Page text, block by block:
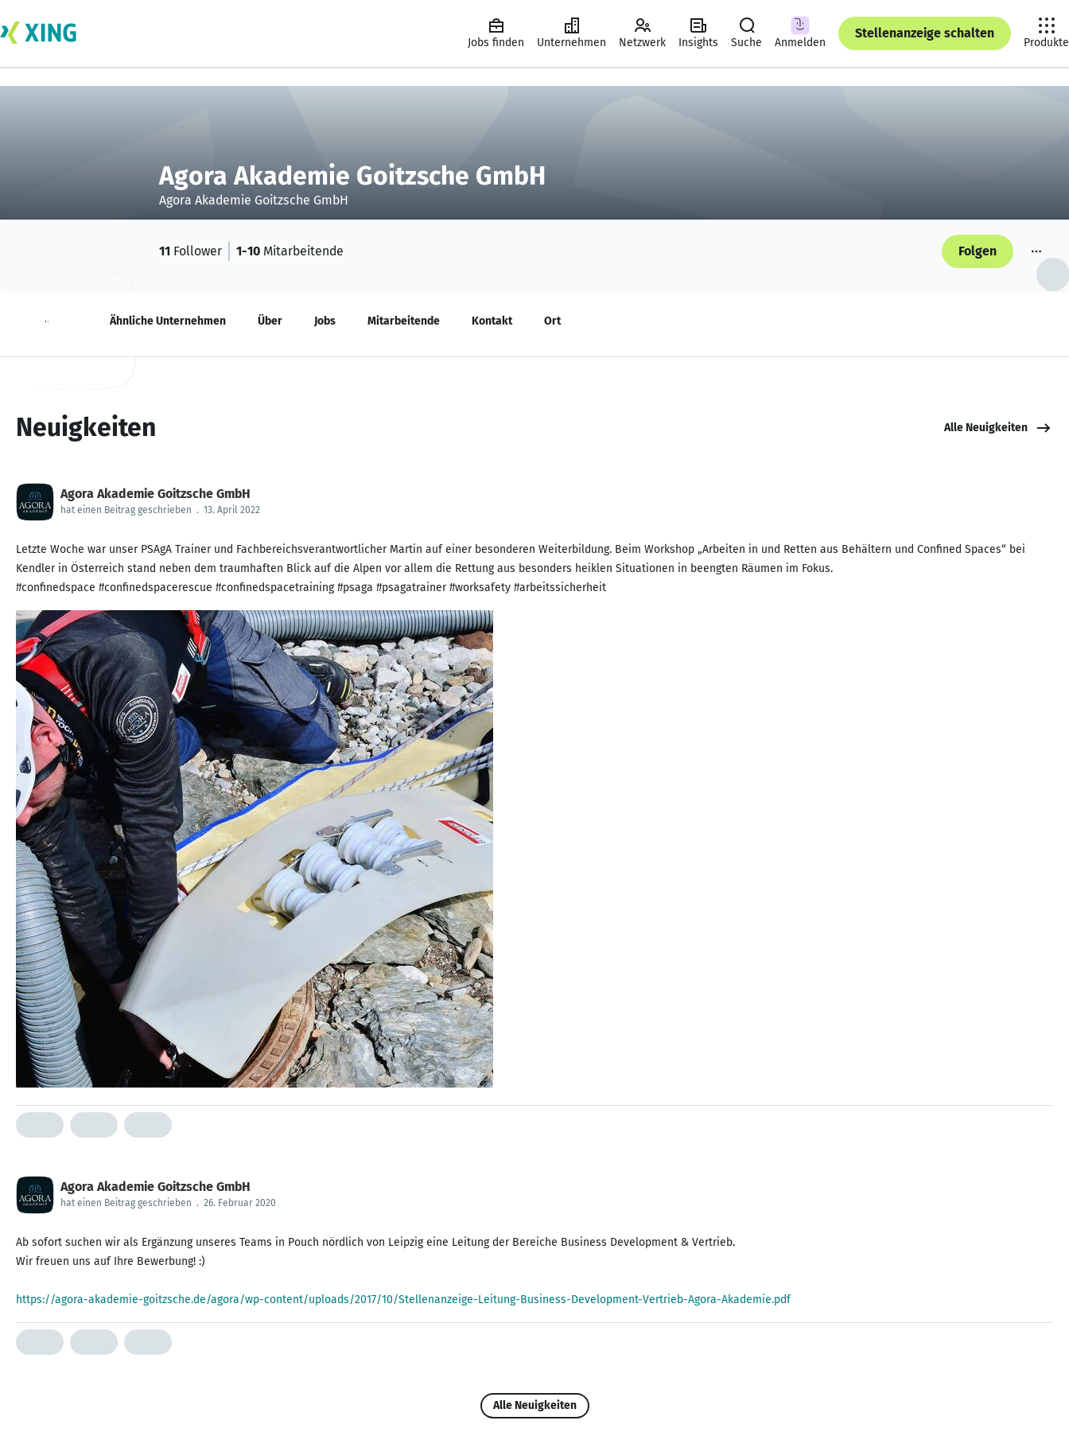
Jobs finden Unternehmen Netzwerk Insights Suche Anmelden
Stellenanzeige schalten
Produkte
Agora Akademie Goitzsche GmbH
Agora Akademie Goitzsche GmbH
11 Follower 1-10 Mitarbeitende Folgen
Neuigkeiten Ähnliche Unternehmen Über Jobs Mitarbeitende Kontakt Ort
Neuigkeiten Alle Neuigkeiten
Agora Akademie Goitzsche GmbH
hat einen Beitrag geschrieben . 13. April 2022
Letzte Woche war unser PSAgA Trainer und Fachbereichsverantwortlicher Martin auf einer besonderen Weiterbildung. Beim Workshop „Arbeiten in und Retten aus Behältern und Confined Spaces“ bei
Kendler in Österreich stand neben dem traumhaften Blick auf die Alpen vor allem die Rettung aus besonders heiklen Situationen in beengten Räumen im Fokus.
#confinedspace #confinedspacerescue #confinedspacetraining #psaga #psagatrainer #worksafety #arbeitssicherheit
Agora Akademie Goitzsche GmbH
hat einen Beitrag geschrieben . 26. Februar 2020
Ab sofort suchen wir als Ergänzung unseres Teams in Pouch nördlich von Leipzig eine Leitung der Bereiche Business Development & Vertrieb.
Wir freuen uns auf Ihre Bewerbung! :)
https://agora-akademie-goitzsche.de/agora/wp-content/uploads/2017/10/Stellenanzeige-Leitung-Business-Development-Vertrieb-Agora-Akademie.pdf
Alle Neuigkeiten